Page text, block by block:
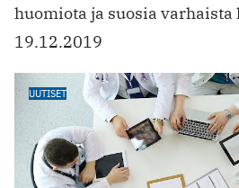
huomiota ja suosia
19.12.2019
UUTISET